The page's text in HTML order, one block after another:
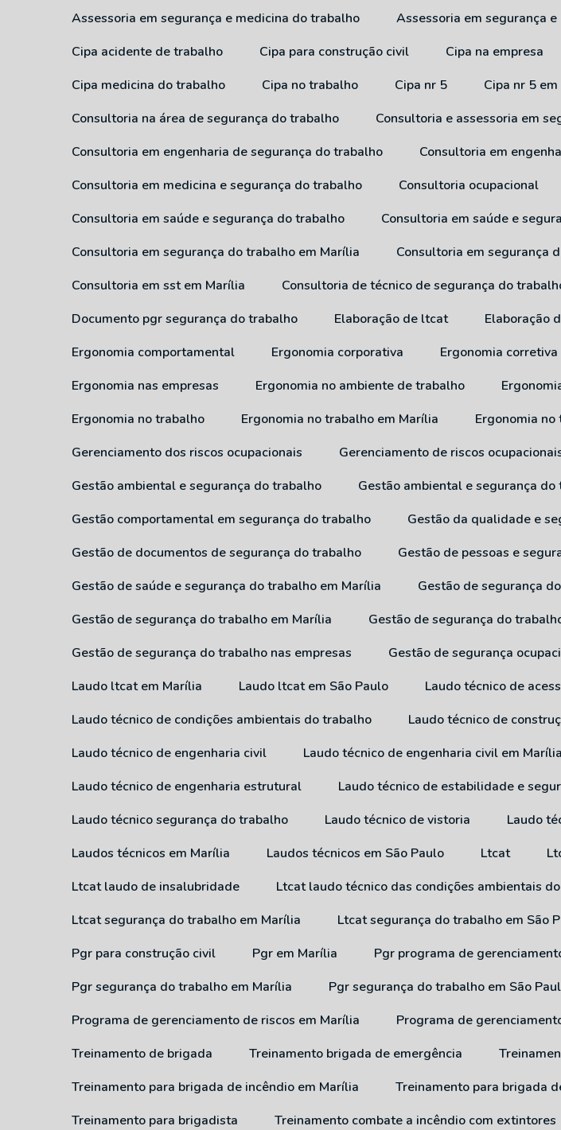
Assessoria em segurança e medicina do trabalho
Assessoria em segurança
Cipa acidente de trabalho
Cipa para construção civil Cipa na empresa
Cipa medicina do trabalho
Cipa no trabalho Cipa nr 5 Cipa nr 5
Consultoria na área de segurança do trabalho
Consultoria e assessoria em
Consultoria em engenharia de segurança do trabalho
Consultoria em
Consultoria em medicina e segurança do trabalho
Consultoria ocupacional
Consultoria em saúde e segurança do trabalho
Consultoria em saúde e
Consultoria em segurança do trabalho em Marília
Consultoria em segurança
Consultoria em sst em Marília
Consultoria de técnico de segurança do
Documento pgr segurança do trabalho
Elaboração de ltcat Elaboração
Ergonomia comportamental
Ergonomia corporativa Ergonomia corretiva
Ergonomia nas empresas
Ergonomia no ambiente de trabalho
Ergonomia no trabalho
Ergonomia no trabalho em Marília Ergonomia
Gerenciamento dos riscos ocupacionais
Gerenciamento de riscos
Gestão ambiental e segurança do trabalho
Gestão ambiental e segurança
Gestão comportamental em segurança do trabalho
Gestão da qualidade e
Gestão de documentos de segurança do trabalho
Gestão de pessoas e
Gestão de saúde e segurança do trabalho em Marília
Gestão de segurança
Gestão de segurança do trabalho em Marília
Gestão de segurança do
Gestão de segurança do trabalho nas empresas
Gestão de segurança
Laudo ltcat em Marília
Laudo ltcat em São Paulo Laudo técnico de
Laudo técnico de condições ambientais do trabalho
Laudo técnico de
Laudo técnico de engenharia civil
Laudo técnico de engenharia civil em Marília
Laudo técnico de engenharia estrutural
Laudo técnico de estabilidade e
Laudo técnico segurança do trabalho
Laudo técnico de vistoria Laudo
Laudos técnicos em Marília
Laudos técnicos em São Paulo Ltcat
Ltcat laudo de insalubridade
Ltcat laudo técnico das condições ambientais
Ltcat segurança do trabalho em Marília
Ltcat segurança do trabalho em São
Pgr para construção civil
Pgr em Marília Pgr programa de
Pgr segurança do trabalho em Marília
Pgr segurança do trabalho em São
Programa de gerenciamento de riscos em Marília
Programa de
Treinamento de brigada
Treinamento brigada de emergência
Treinamento para brigada de incêndio em Marília
Treinamento para brigada
Treinamento para brigadista
Treinamento combate a incêndio com extintores